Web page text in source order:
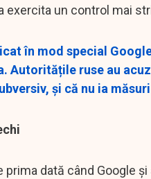
exercita un control mai
în mod special
Autoritățile ruse au
și că nu ia
prima dată când Google